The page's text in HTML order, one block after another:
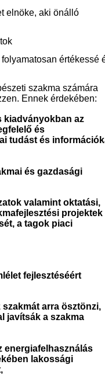
elnöke, aki önálló
értékessé
szakma számára
Ennek érdekében:
kiadványokban az
és
tudást és
és gazdasági
valamint oktatási,
projektek
a tagok piaci
fejlesztéséért
arra ösztönzi,
javítsák a szakma
energiafelhasználás
lakossági